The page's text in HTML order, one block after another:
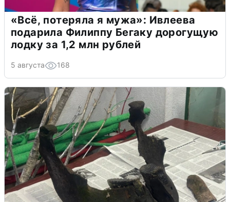
«Всё, потеряла я мужа»: Ивлеева
подарила Филиппу Бегаку дорогущую
лодку за 1,2 млн рублей
5 августа 168